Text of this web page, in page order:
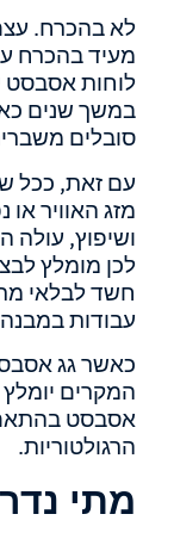
לא בהכרח.
מעיד בהכרח
לוחות אסבסט
במשך שנים
סובלים
עם זאת, ככל
מזג האוויר
ושיפוץ, עולה
לכן מומלץ
חשד לבלאי
עבודות
כאשר גג
המקרים
אסבסט
הרגולטוריות.
מתי